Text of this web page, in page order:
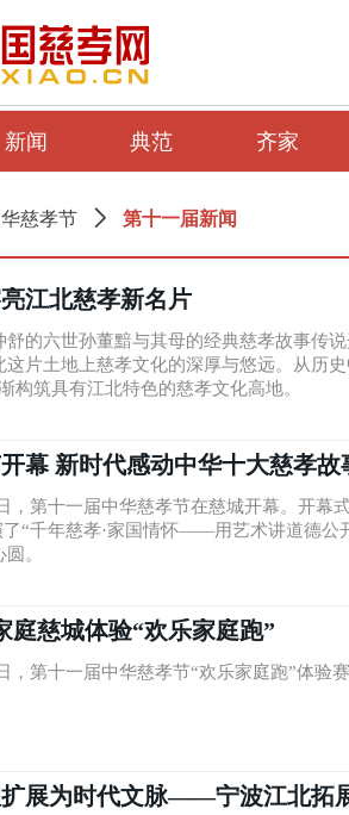
新闻 典范 齐家
江北慈孝新名片
舒的六世孙董黯与其母的经典慈孝故事传
这片土地上慈孝文化的深厚与悠远。从历
构筑具有江北特色的慈孝文化高地。
幕 新时代感动中华十大慈孝
，第十一届中华慈孝节在慈城开幕。开
“千年慈孝·家国情怀——用艺术讲道德公
。
庭慈城体验“欢乐家庭跑”
，第十一届中华慈孝节“欢乐家庭跑”体
扩展为时代文脉——宁波江北拓
慈孝节 ꄲ 第十一届新闻